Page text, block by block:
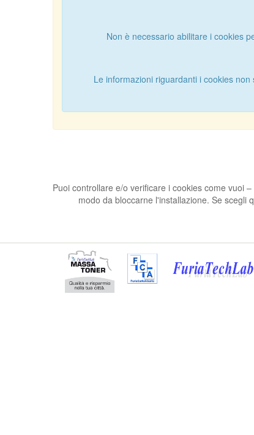
Non è necessario abilitare i cookies
Le informazioni riguardanti i cookies
Puoi controllare e/o verificare i cookies come vuoi
modo da bloccarne l'installazione. Se scegli